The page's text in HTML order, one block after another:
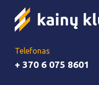
Telefonas
+ 370 6 075 8601